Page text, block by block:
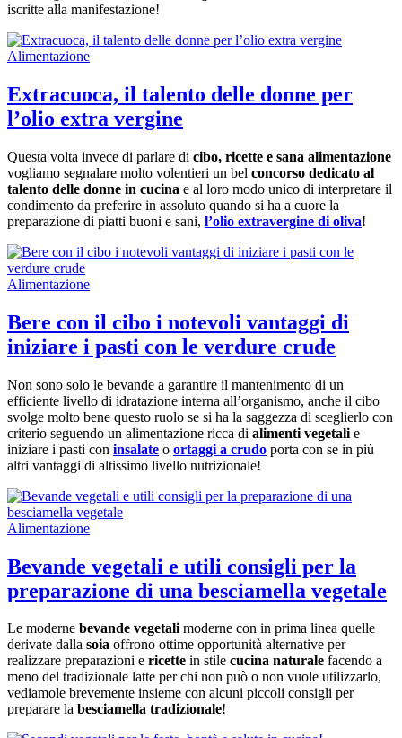
iscritte alla manifestazione!
Alimentazione
Extracuoca, il talento delle donne per
l’olio extra vergine
Questa volta invece di parlare di cibo, ricette e sana alimentazione
vogliamo segnalare molto volentieri un bel concorso dedicato al
talento delle donne in cucina e al loro modo unico di interpretare il
condimento da preferire in assoluto quando si ha a cuore la
preparazione di piatti buoni e sani, l’olio extravergine di oliva!
Alimentazione
Bere con il cibo i notevoli vantaggi di
iniziare i pasti con le verdure crude
Non sono solo le bevande a garantire il mantenimento di un
efficiente livello di idratazione interna all’organismo, anche il cibo
svolge molto bene questo ruolo se si ha la saggezza di sceglierlo con
criterio seguendo un alimentazione ricca di alimenti vegetali e
iniziare i pasti con insalate o ortaggi a crudo porta con se in più
altri vantaggi di altissimo livello nutrizionale!
Alimentazione
Bevande vegetali e utili consigli per la
preparazione di una besciamella vegetale
Le moderne bevande vegetalimoderne con in prima linea quelle
derivate dalla soia offrono ottime opportunità alternative per
realizzare preparazioni e ricette in stile cucina naturale facendo a
meno del tradizionale latte per chi non può o non vuole utilizzarlo,
vediamole brevemente insieme con alcuni piccoli consigli per
preparare la besciamella tradizionale!